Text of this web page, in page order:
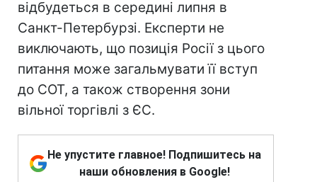
відбудеться в середині липня в
Санкт-Петербурзі. Експерти не
виключають, що позиція Росії з цього
питання може загальмувати її вступ
до СОТ, а також створення зони
вільної торгівлі з ЄС.
Не упустите главное! Подпишитесь на
наши обновления в Google!